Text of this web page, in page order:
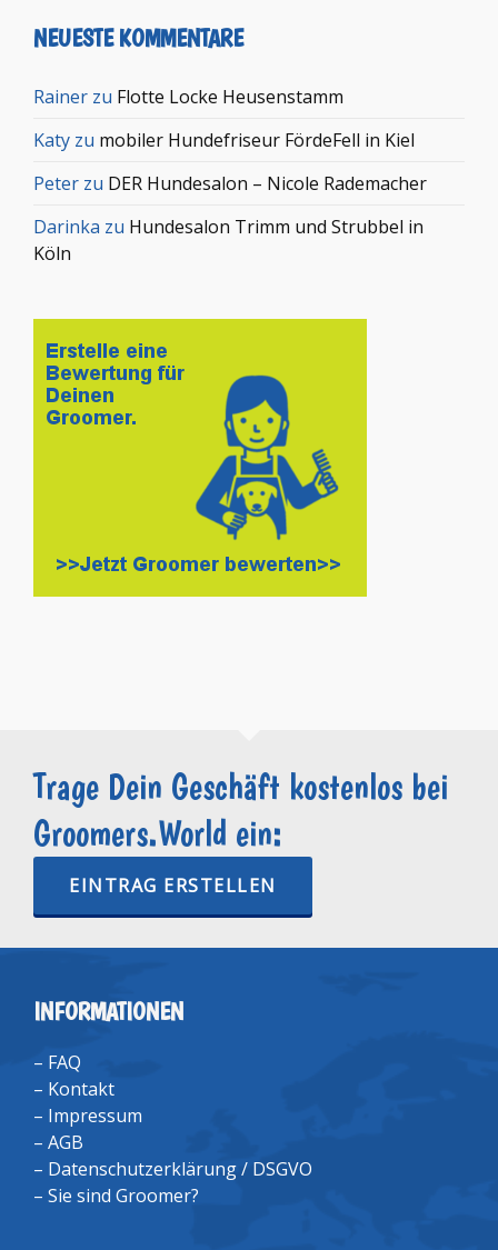
NEUESTE KOMMENTARE
Rainer zu Flotte Locke Heusenstamm
Katy zu mobiler Hundefriseur FördeFell in Kiel
Peter zu DER Hundesalon – Nicole Rademacher
Darinka zu Hundesalon Trimm und Strubbel in
Köln
Trage Dein Geschäft kostenlos bei
Groomers.World ein:
EINTRAG ERSTELLEN
INFORMATIONEN
– FAQ
– Kontakt
– Impressum
– AGB
– Datenschutzerklärung / DSGVO
– Sie sind Groomer?